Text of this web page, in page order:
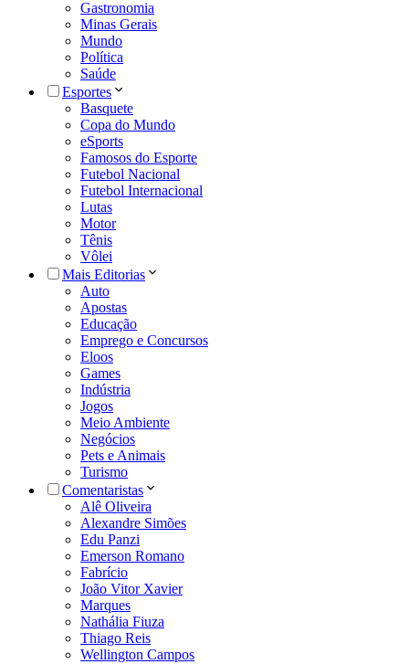
Gastronomia
Minas Gerais
Mundo
Política
Saúde
Esportes
Basquete
Copa do Mundo
eSports
Famosos do Esporte
Futebol Nacional
Futebol Internacional
Lutas
Motor
Tênis
Vôlei
Mais Editorias
Auto
Apostas
Educação
Emprego e Concursos
Eloos
Games
Indústria
Jogos
Meio Ambiente
Negócios
Pets e Animais
Turismo
Comentaristas
Alê Oliveira
Alexandre Simões
Edu Panzi
Emerson Romano
Fabrício
João Vitor Xavier
Marques
Nathália Fiuza
Thiago Reis
Wellington Campos